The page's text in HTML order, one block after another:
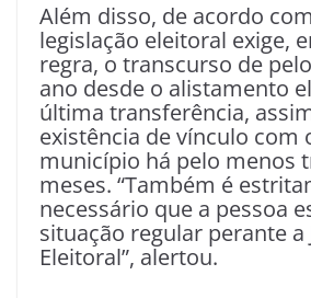
Além disso, de acordo
legislação eleitoral exige,
regra, o transcurso de
ano desde o alistamento
última transferência,
existência de vínculo com
município há pelo menos
meses. “Também é
necessário que a pessoa
situação regular perante a
Eleitoral”, alertou.